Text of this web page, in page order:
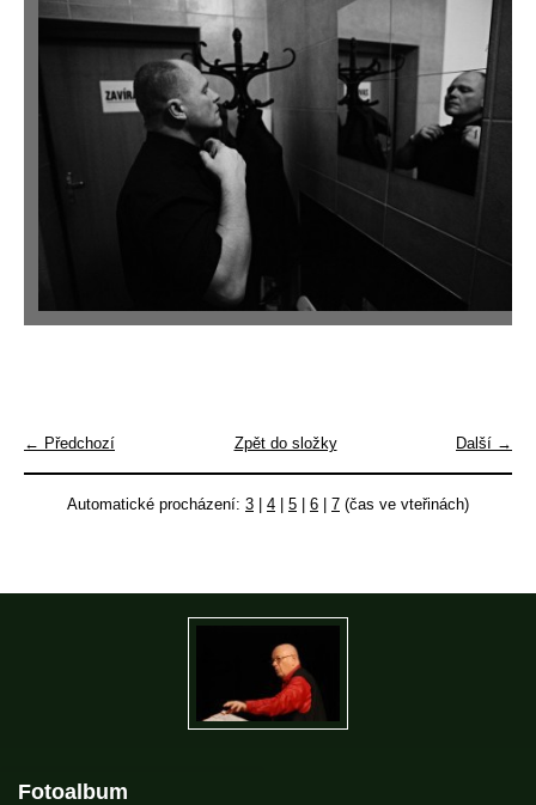
← Předchozí Další →
Zpět do složky
Automatické procházení: 3 4 5 6 7 (čas ve vteřinách)
Fotoalbum